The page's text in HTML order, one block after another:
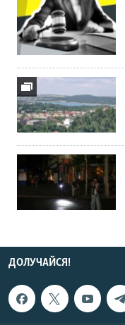
ДОЛУЧАЙСЯ!